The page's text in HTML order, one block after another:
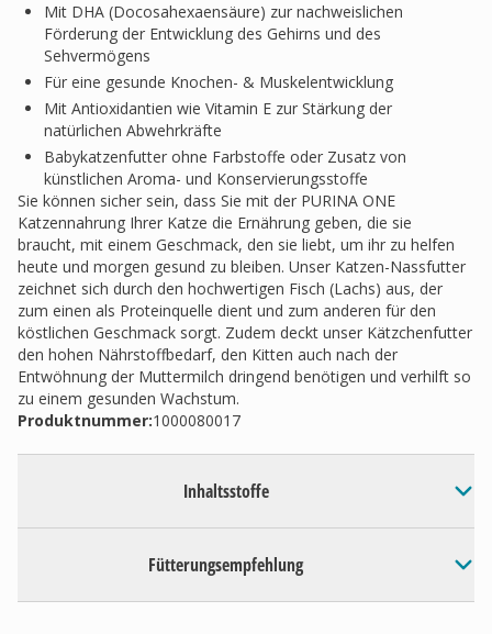
Mit DHA (Docosahexaensäure) zur nachweislichen
Förderung der Entwicklung des Gehirns und des
Sehvermögens
Für eine gesunde Knochen- & Muskelentwicklung
Mit Antioxidantien wie Vitamin E zur Stärkung der
natürlichen Abwehrkräfte
Babykatzenfutter ohne Farbstoffe oder Zusatz von
künstlichen Aroma- und Konservierungsstoffe
Sie können sicher sein, dass Sie mit der PURINA ONE
Katzennahrung Ihrer Katze die Ernährung geben, die sie
braucht, mit einem Geschmack, den sie liebt, um ihr zu helfen
heute und morgen gesund zu bleiben. Unser Katzen-Nassfutter
zeichnet sich durch den hochwertigen Fisch (Lachs) aus, der
zum einen als Proteinquelle dient und zum anderen für den
köstlichen Geschmack sorgt. Zudem deckt unser Kätzchenfutter
den hohen Nährstoffbedarf, den Kitten auch nach der
Entwöhnung der Muttermilch dringend benötigen und verhilft so
zu einem gesunden Wachstum.
Produktnummer:1000080017
Inhaltsstoffe
Fütterungsempfehlung